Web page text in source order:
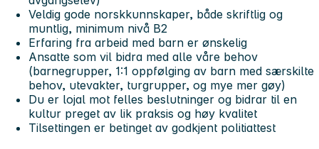
Veldig gode norskkunnskaper, både skriftlig og
muntlig, minimum nivå B2
Erfaring fra arbeid med barn er ønskelig
Ansatte som vil bidra med alle våre behov
(barnegrupper, 1:1 oppfølging av barn med særskilte
behov, utevakter, turgrupper, og mye mer gøy)
Du er lojal mot felles beslutninger og bidrar til en
kultur preget av lik praksis og høy kvalitet
Tilsettingen er betinget av godkjent politiattest